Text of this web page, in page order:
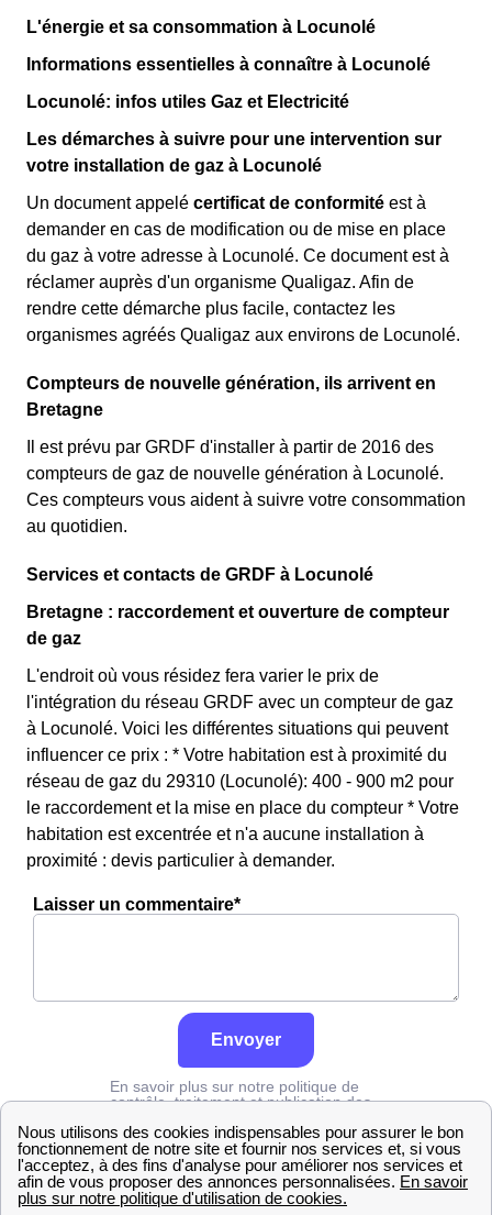
L'énergie et sa consommation à Locunolé
Informations essentielles à connaître à Locunolé
Locunolé: infos utiles Gaz et Electricité
Les démarches à suivre pour une intervention sur
votre installation de gaz à Locunolé
Un document appelé certificat de conformité est à
demander en cas de modification ou de mise en place
du gaz à votre adresse à Locunolé. Ce document est à
réclamer auprès d'un organisme Qualigaz. Afin de
rendre cette démarche plus facile, contactez les
organismes agréés Qualigaz aux environs de Locunolé.
Compteurs de nouvelle génération, ils arrivent en
Bretagne
Il est prévu par GRDF d'installer à partir de 2016 des
compteurs de gaz de nouvelle génération à Locunolé.
Ces compteurs vous aident à suivre votre consommation
au quotidien.
Services et contacts de GRDF à Locunolé
Bretagne : raccordement et ouverture de compteur
de gaz
L'endroit où vous résidez fera varier le prix de
l'intégration du réseau GRDF avec un compteur de gaz
à Locunolé. Voici les différentes situations qui peuvent
influencer ce prix : * Votre habitation est à proximité du
réseau de gaz du 29310 (Locunolé): 400 - 900 m2 pour
le raccordement et la mise en place du compteur * Votre
habitation est excentrée et n'a aucune installation à
proximité : devis particulier à demander.
Laisser un commentaire*
Envoyer
En savoir plus sur notre politique de
contrôle, traitement et publication des
Grdf Finistère Locunolé